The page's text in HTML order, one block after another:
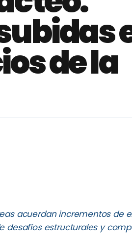
de la
acuerdan incrementos de
desafíos estructurales y